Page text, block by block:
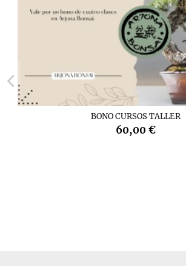
BONO CURSOS TALLER
60,00 €